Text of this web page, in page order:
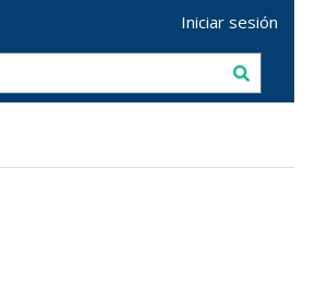
Iniciar sesión